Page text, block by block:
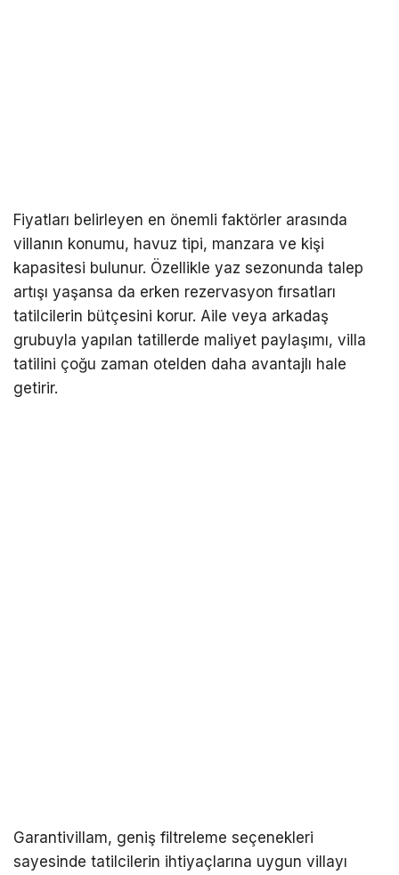
Fiyatları belirleyen en önemli faktörler arasında
villanın konumu, havuz tipi, manzara ve kişi
kapasitesi bulunur. Özellikle yaz sezonunda talep
artışı yaşansa da erken rezervasyon fırsatları
tatilcilerin bütçesini korur. Aile veya arkadaş
grubuyla yapılan tatillerde maliyet paylaşımı, villa
tatilini çoğu zaman otelden daha avantajlı hale
getirir.
Garantivillam, geniş filtreleme seçenekleri
sayesinde tatilcilerin ihtiyaçlarına uygun villayı